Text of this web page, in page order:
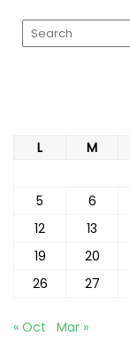
L M
5
6
12
13
19
20
26
27
« Oct Mar »